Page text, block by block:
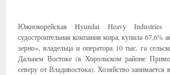
Южнокорейская Hyundai Heavy
судостроительная компания мира, купила 67,6%
зерно», владельца и оператора 10 тыс. га
Дальнем Востоке (в Хорольском районе
северу от Владивостока). Хозяйство